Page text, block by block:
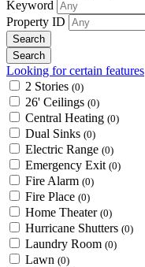
Keyword
Property ID
Looking for certain features
2 Stories (0)
26' Ceilings (0)
Central Heating (0)
Dual Sinks (0)
Electric Range (0)
Emergency Exit (0)
Fire Alarm (0)
Fire Place (0)
Home Theater (0)
Hurricane Shutters (0)
Laundry Room (0)
Lawn (0)